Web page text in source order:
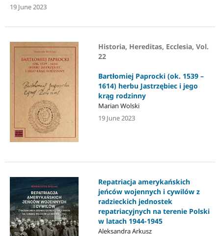
19 June 2023
Historia, Hereditas, Ecclesia, Vol.
22
Bartłomiej Paprocki (ok. 1539 –
1614) herbu Jastrzębiec i jego
krąg rodzinny
Marian Wolski
19 June 2023
Repatriacja amerykańskich
jeńców wojennych i cywilów z
radzieckich jednostek
repatriacyjnych na terenie Polski
w latach 1944-1945
Aleksandra Arkusz